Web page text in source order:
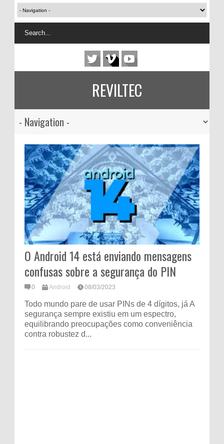
REVILTEC
O Android 14 está enviando mensagens
confusas sobre a segurança do PIN
0 Android 08/03/2023
Todo mundo pare de usar PINs de 4 dígitos, já A
segurança sempre existiu em um espectro,
equilibrando preocupações como conveniência
contra robustez d...